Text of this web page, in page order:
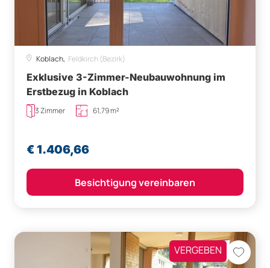
Koblach, Feldkirch (Bezirk)
Exklusive 3-Zimmer-Neubauwohnung im
Erstbezug in Koblach
3 Zimmer 61,79 m²
€ 1.406,66
Besichtigung vereinbaren
VERGEBEN